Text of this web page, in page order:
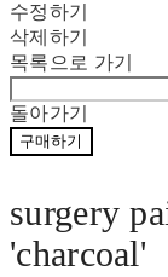
수정하기
삭제하기
목록으로 가기
돌아가기
구매하기
surgery
'charcoal'